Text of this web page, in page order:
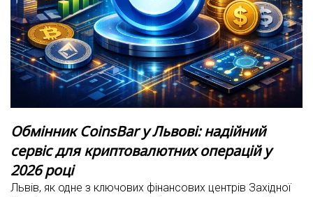
Обмінник CoinsBar у Львові: надійний
сервіс для криптовалютних операцій у
2026 році
Львів, як одне з ключових фінансових центрів Західної